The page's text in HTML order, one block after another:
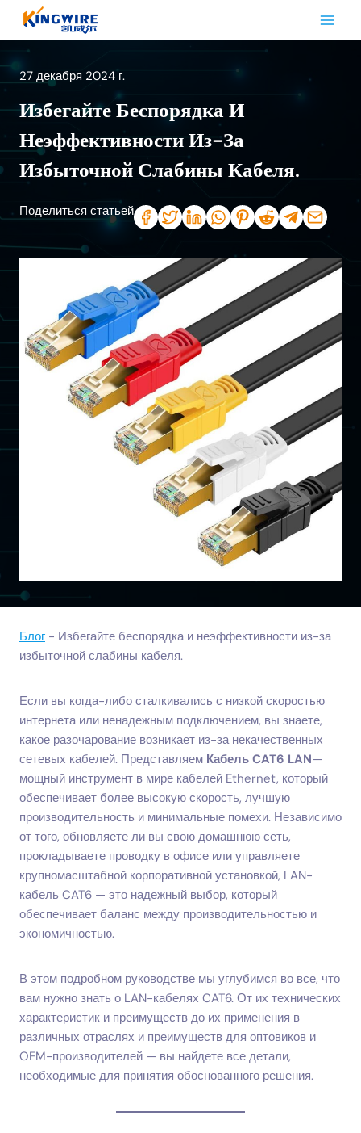
Перейти
контенту
27 декабря 2024 г.
Избегайте Беспорядка И
Неэффективности Из-За
Избыточной Слабины Кабеля.
Поделиться статьей
Блог - Избегайте беспорядка и неэффективности из-за
избыточной слабины кабеля.
Если вы когда-либо сталкивались с низкой скоростью
интернета или ненадежным подключением, вы знаете,
какое разочарование возникает из-за некачественных
сетевых кабелей. Представляем Кабель CAT6 LAN—
мощный инструмент в мире кабелей Ethernet, который
обеспечивает более высокую скорость, лучшую
производительность и минимальные помехи. Независимо
от того, обновляете ли вы свою домашнюю сеть,
прокладываете проводку в офисе или управляете
крупномасштабной корпоративной установкой, LAN-
кабель CAT6 — это надежный выбор, который
обеспечивает баланс между производительностью и
экономичностью.
В этом подробном руководстве мы углубимся во все, что
вам нужно знать о LAN-кабелях CAT6. От их технических
характеристик и преимуществ до их применения в
различных отраслях и преимуществ для оптовиков и
OEM-производителей — вы найдете все детали,
необходимые для принятия обоснованного решения.